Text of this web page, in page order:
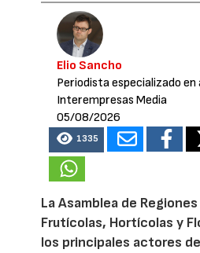
Elio Sancho
Periodista especializado
Interempresas Media
05/08/2026
1335
La Asamblea de
Frutícolas, Hortícolas y
los principales actores